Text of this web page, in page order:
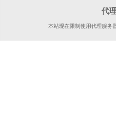
代
本站现在限制使用代理服务